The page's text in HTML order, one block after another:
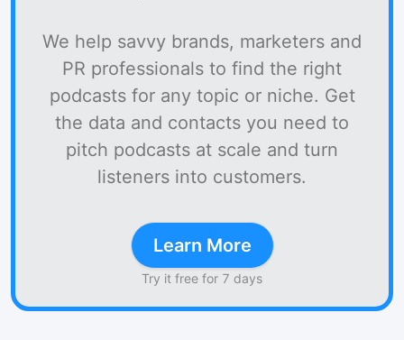
We help savvy brands, marketers and
PR professionals to find the right
podcasts for any topic or niche. Get
the data and contacts you need to
pitch podcasts at scale and turn
listeners into customers.
Learn More
Try it free for 7 days